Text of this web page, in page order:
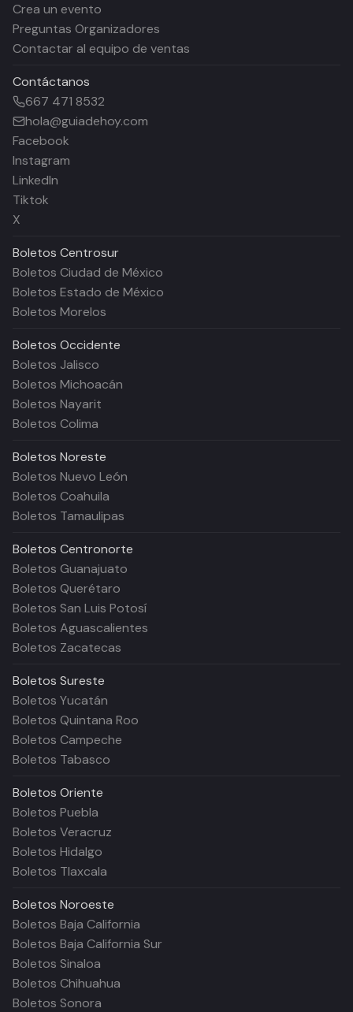
Crea un evento
Preguntas Organizadores
Contactar al equipo de ventas
Contáctanos
667 471 8532
hola@guiadehoy.com
Facebook
Instagram
LinkedIn
Tiktok
X
Boletos Centrosur
Boletos Ciudad de México
Boletos Estado de México
Boletos Morelos
Boletos Occidente
Boletos Jalisco
Boletos Michoacán
Boletos Nayarit
Boletos Colima
Boletos Noreste
Boletos Nuevo León
Boletos Coahuila
Boletos Tamaulipas
Boletos Centronorte
Boletos Guanajuato
Boletos Querétaro
Boletos San Luis Potosí
Boletos Aguascalientes
Boletos Zacatecas
Boletos Sureste
Boletos Yucatán
Boletos Quintana Roo
Boletos Campeche
Boletos Tabasco
Boletos Oriente
Boletos Puebla
Boletos Veracruz
Boletos Hidalgo
Boletos Tlaxcala
Boletos Noroeste
Boletos Baja California
Boletos Baja California Sur
Boletos Sinaloa
Boletos Chihuahua
Boletos Sonora